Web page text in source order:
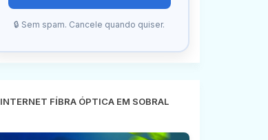
🔒 Sem spam. Cancele quando quiser.
INTERNET FÍBRA ÓPTICA EM SOBRAL